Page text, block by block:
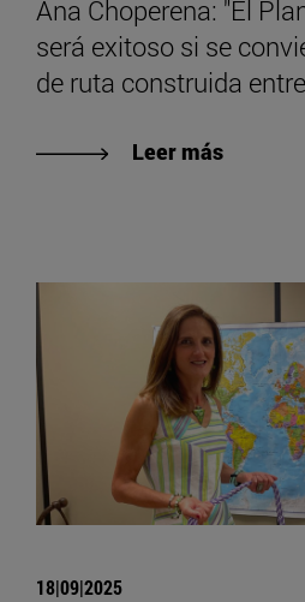
Ana Choperena: "El
será exitoso si se
de ruta construida
Leer más
18|09|2025